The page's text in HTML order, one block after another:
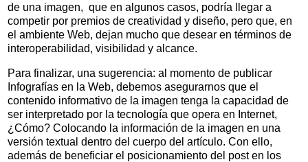
de una imagen, que en algunos casos, podría llegar a
competir por premios de creatividad y diseño, pero que, en
el ambiente Web, dejan mucho que desear en términos de
interoperabilidad, visibilidad y alcance.
Para finalizar, una sugerencia: al momento de publicar
Infografías en la Web, debemos asegurarnos que el
contenido informativo de la imagen tenga la capacidad de
ser interpretado por la tecnología que opera en Internet,
¿Cómo? Colocando la información de la imagen en una
versión textual dentro del cuerpo del artículo. Con ello,
además de beneficiar el posicionamiento del posten los